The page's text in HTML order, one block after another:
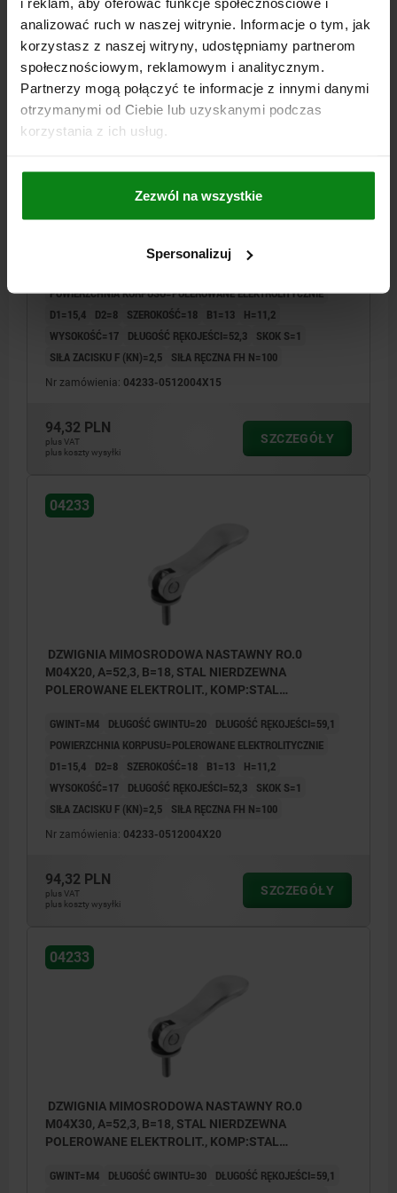
analizować ruch w naszej witrynie. Informacje o tym, jak
korzystasz z naszej witryny, udostępniamy partnerom
społecznościowym, reklamowym i analitycznym.
Partnerzy mogą połączyć te informacje z innymi danymi
otrzymanymi od Ciebie lub uzyskanymi podczas
korzystania z ich usług.
Zezwól na wszystkie
Spersonalizuj
04233
DZWIGNIA MIMOSRODOWA NASTAWNY RO.0
M04X15, A=52,3, B=18, STAL NIERDZEWNA
POWIERZCHNIA KORPUSU=POLEROWANE ELEKTROLITYCZNIE
D1=15,4
D2=8 SZEROKOŚĆ=18 B1=13
H=11,2
WYSOKOŚĆ=17
DŁUGOŚĆ RĘKOJEŚCI=52,3
SKOK S=1
SIŁA ZACISKU F (KN)=2,5
SIŁA RĘCZNA FH N=100
Nr zamówienia: 04233-0512004X15
94,32 PLN
plus VAT
plus koszty wysyłki
SZCZEGÓŁY
04233
DZWIGNIA MIMOSRODOWA NASTAWNY RO.0
M04X20, A=52,3, B=18, STAL NIERDZEWNA
POLEROWANE ELEKTROLIT., KOMP:STAL
GWINT=M4 DŁUGOŚĆ GWINTU=20
DŁUGOŚĆ RĘKOJEŚCI=59,1
POWIERZCHNIA KORPUSU=POLEROWANE ELEKTROLITYCZNIE
D1=15,4
D2=8 SZEROKOŚĆ=18 B1=13
H=11,2
WYSOKOŚĆ=17
DŁUGOŚĆ RĘKOJEŚCI=52,3
SKOK S=1
SIŁA ZACISKU F (KN)=2,5
SIŁA RĘCZNA FH N=100
Nr zamówienia: 04233-0512004X20
94,32 PLN
plus VAT
plus koszty wysyłki
SZCZEGÓŁY
04233
DZWIGNIA MIMOSRODOWA NASTAWNY RO.0
M04X30, A=52,3, B=18, STAL NIERDZEWNA
POLEROWANE ELEKTROLIT., KOMP:STAL
GWINT=M4 DŁUGOŚĆ GWINTU=30
DŁUGOŚĆ RĘKOJEŚCI=59,1